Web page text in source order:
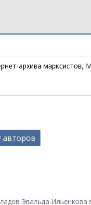
архива марксистов,
авторов
Эвальда Ильенкова